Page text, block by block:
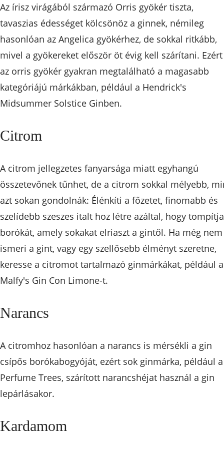
Az írisz virágából származó Orris gyökér tiszta,
tavaszias édességet kölcsönöz a ginnek, némileg
hasonlóan az Angelica gyökérhez, de sokkal ritkább,
mivel a gyökereket először öt évig kell szárítani. Ezért
az orris gyökér gyakran megtalálható a magasabb
kategóriájú márkákban, például a Hendrick's
Midsummer Solstice Ginben.
Citrom
A citrom jellegzetes fanyarsága miatt egyhangú
összetevőnek tűnhet, de a citrom sokkal mélyebb,
azt sokan gondolnák: Élénkíti a főzetet, finomabb és
szelídebb szeszes italt hoz létre azáltal, hogy
borókát, amely sokakat elriaszt a gintől. Ha még nem
ismeri a gint, vagy egy szellősebb élményt szeretne,
keresse a citromot tartalmazó ginmárkákat, például a
Malfy's Gin Con Limone-t.
Narancs
A citromhoz hasonlóan a narancs is mérsékli a gin
csípős borókabogyóját, ezért sok ginmárka, például a
Perfume Trees, szárított narancshéjat használ a gin
lepárlásakor.
Kardamom